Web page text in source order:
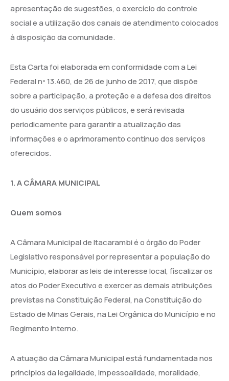
apresentação de sugestões, o exercício do controle
social e a utilização dos canais de atendimento colocados
à disposição da comunidade.
Esta Carta foi elaborada em conformidade com a Lei
Federal nº 13.460, de 26 de junho de 2017, que dispõe
sobre a participação, a proteção e a defesa dos direitos
do usuário dos serviços públicos, e será revisada
periodicamente para garantir a atualização das
informações e o aprimoramento contínuo dos serviços
oferecidos.
1. A CÂMARA MUNICIPAL
Quem somos
A Câmara Municipal de Itacarambi é o órgão do Poder
Legislativo responsável por representar a população do
Município, elaborar as leis de interesse local, fiscalizar os
atos do Poder Executivo e exercer as demais atribuições
previstas na Constituição Federal, na Constituição do
Estado de Minas Gerais, na Lei Orgânica do Município e no
Regimento Interno.
A atuação da Câmara Municipal está fundamentada nos
princípios da legalidade, impessoalidade, moralidade,